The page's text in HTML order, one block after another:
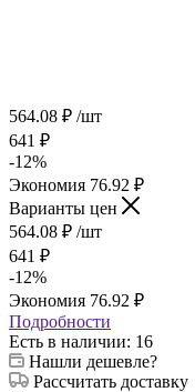
564.08 ₽ /шт
641 ₽
-12%
Экономия 76.92 ₽
Варианты цен
564.08 ₽ /шт
641 ₽
-12%
Экономия 76.92 ₽
Подробности
Есть в наличии: 16
Нашли дешевле?
Рассчитать доставку